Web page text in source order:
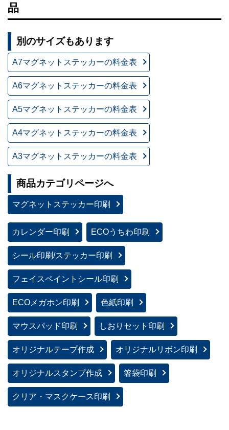
品
別のサイズもあります
A7マグネットステッカーの料金表
A6マグネットステッカーの料金表
A5マグネットステッカーの料金表
A4マグネットステッカーの料金表
A3マグネットステッカーの料金表
商品カテゴリページへ
マグネットステッカー印刷
カレンダー印刷 ECOうちわ印刷
シール印刷/ステッカー印刷
フェイスペイントシール印刷
ECOメガホン印刷 色紙印刷
マウスパッド印刷 しおりセット印刷
オリジナルテープ作成 オリジナルリボン印刷
オリジナルスタンプ作成 箸袋印刷
クリア・マスクケース印刷